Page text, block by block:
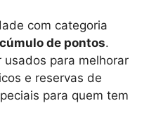
com categoria
de pontos.
usados para melhorar
e reservas de
para quem tem